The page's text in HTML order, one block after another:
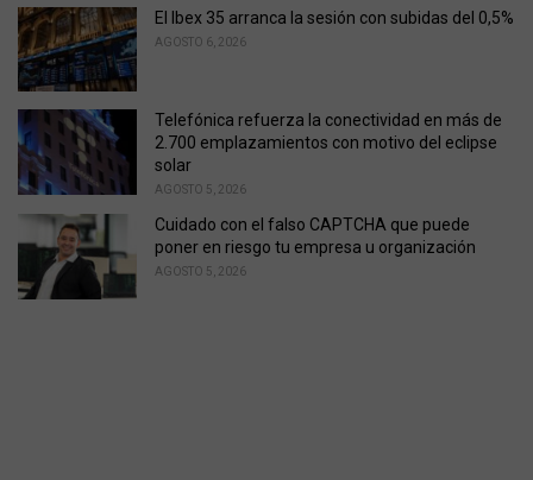
El Ibex 35 arranca la sesión con subidas del 0,5%
AGOSTO 6, 2026
Telefónica refuerza la conectividad en más de
2.700 emplazamientos con motivo del eclipse
solar
AGOSTO 5, 2026
Cuidado con el falso CAPTCHA que puede
poner en riesgo tu empresa u organización
AGOSTO 5, 2026